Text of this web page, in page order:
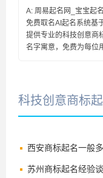
A: 周易起名网_宝宝起
免费取名AI起名系统基
提供专业的科技创意商
名字寓意，免费为每位
科技创意商标
西安商标起名一般
苏州商标起名经验